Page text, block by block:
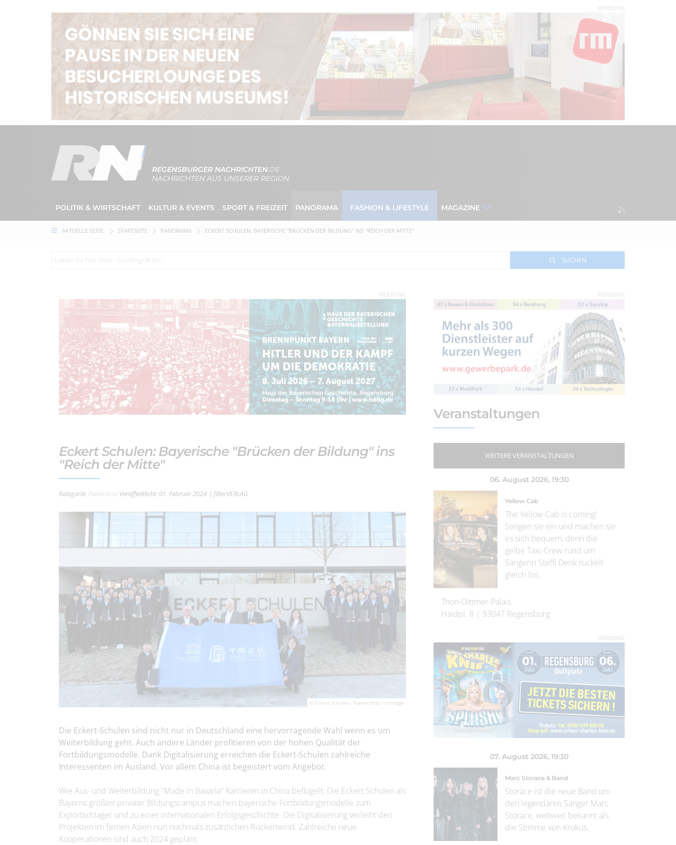
WERBUNG
REGENSBURGER NACHRICHTEN.DE
NACHRICHTEN AUS UNSERER REGION
POLITIK & WIRTSCHAFT KULTUR & EVENTS SPORT & FREIZEIT PANORAMA FASHION & LIFESTYLE MAGAZINE
AKTUELLE SEITE: STARTSEITE PANORAMA ECKERT SCHULEN: BAYERISCHE "BRÜCKEN DER BILDUNG" INS "REICH DER MITTE"
SUCHEN
WERBUNG
Eckert Schulen: Bayerische "Brücken der Bildung" ins
"Reich der Mitte"
Kategorie: Panorama Veröffentlicht: 01. Februar 2024 | filterVERLAG
© Eckert Schulen / Kamerafoto / sonstige
Die Eckert-Schulen sind nicht nur in Deutschland eine hervorragende Wahl wenn es um
Weiterbildung geht. Auch andere Länder profitieren von der hohen Qualität der
Fortbildungsmodelle. Dank Digitalisierung erreichen die Eckert-Schulen zahlreiche
Interessenten im Ausland. Vor allem China ist begeistert vom Angebot.
Wie Aus- und Weiterbildung "Made in Bavaria" Karrieren in China beflügelt: Die Eckert Schulen als
Bayerns größter privater Bildungscampus machen bayerische Fortbildungsmodelle zum
Exportschlager und zu einer internationalen Erfolgsgeschichte. Die Digitalisierung verleiht den
Projekten im fernen Asien nun nochmals zusätzlichen Rückenwind. Zahlreiche neue
Kooperationen sind auch 2024 geplant.
WERBUNG
Veranstaltungen
WEITERE VERANSTALTUNGEN
06. August 2026, 19:30
Yellow Cab
The Yellow Cab is coming!
Steigen sie ein und machen sie
es sich bequem, denn die
gelbe Taxi-Crew rund um
Sängerin Steffi Denk ruckelt
gleich los.
Thon-Dittmer-Palais
Haidpl. 8 | 93047 Regensburg
WERBUNG
07. August 2026, 19:30
Marc Storace & Band
Storace ist die neue Band um
den legendären Sänger Marc
Storace, weltweit bekannt als
die Stimme von Krokus.